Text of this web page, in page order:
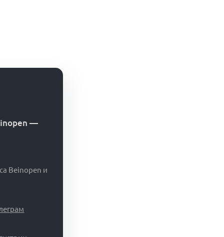
—
Beinopen и